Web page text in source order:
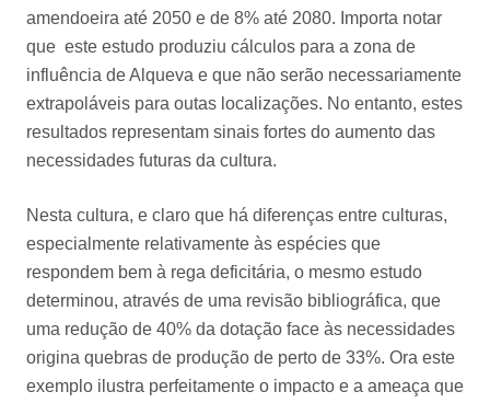
amendoeira até 2050 e de 8% até 2080. Importa notar
que este estudo produziu cálculos para a zona de
influência de Alqueva e que não serão necessariamente
extrapoláveis para outas localizações. No entanto, estes
resultados representam sinais fortes do aumento das
necessidades futuras da cultura.
Nesta cultura, e claro que há diferenças entre culturas,
especialmente relativamente às espécies que
respondem bem à rega deficitária, o mesmo estudo
determinou, através de uma revisão bibliográfica, que
uma redução de 40% da dotação face às necessidades
origina quebras de produção de perto de 33%. Ora este
exemplo ilustra perfeitamente o impacto e a ameaça que